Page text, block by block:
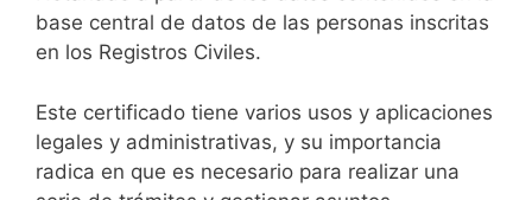
base central de datos de las personas inscritas
en los Registros Civiles.
Este certificado tiene varios usos y aplicaciones
legales y administrativas, y su importancia
radica en que es necesario para realizar una